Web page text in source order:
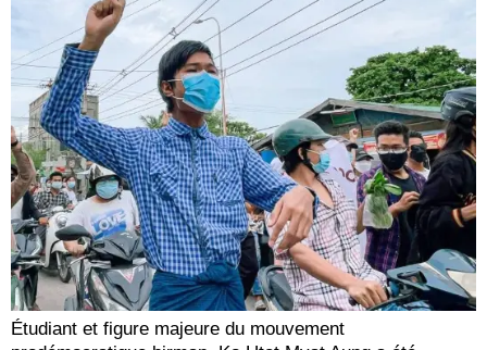
Étudiant et figure majeure du mouvement